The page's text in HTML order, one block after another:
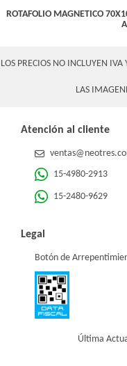
ROTAFOLIO MAGNETICO
LOS PRECIOS NO INCLUYEN
LAS
Atención al cliente
15-4980-2913
15-2480-9629
Legal
Botón de
Última